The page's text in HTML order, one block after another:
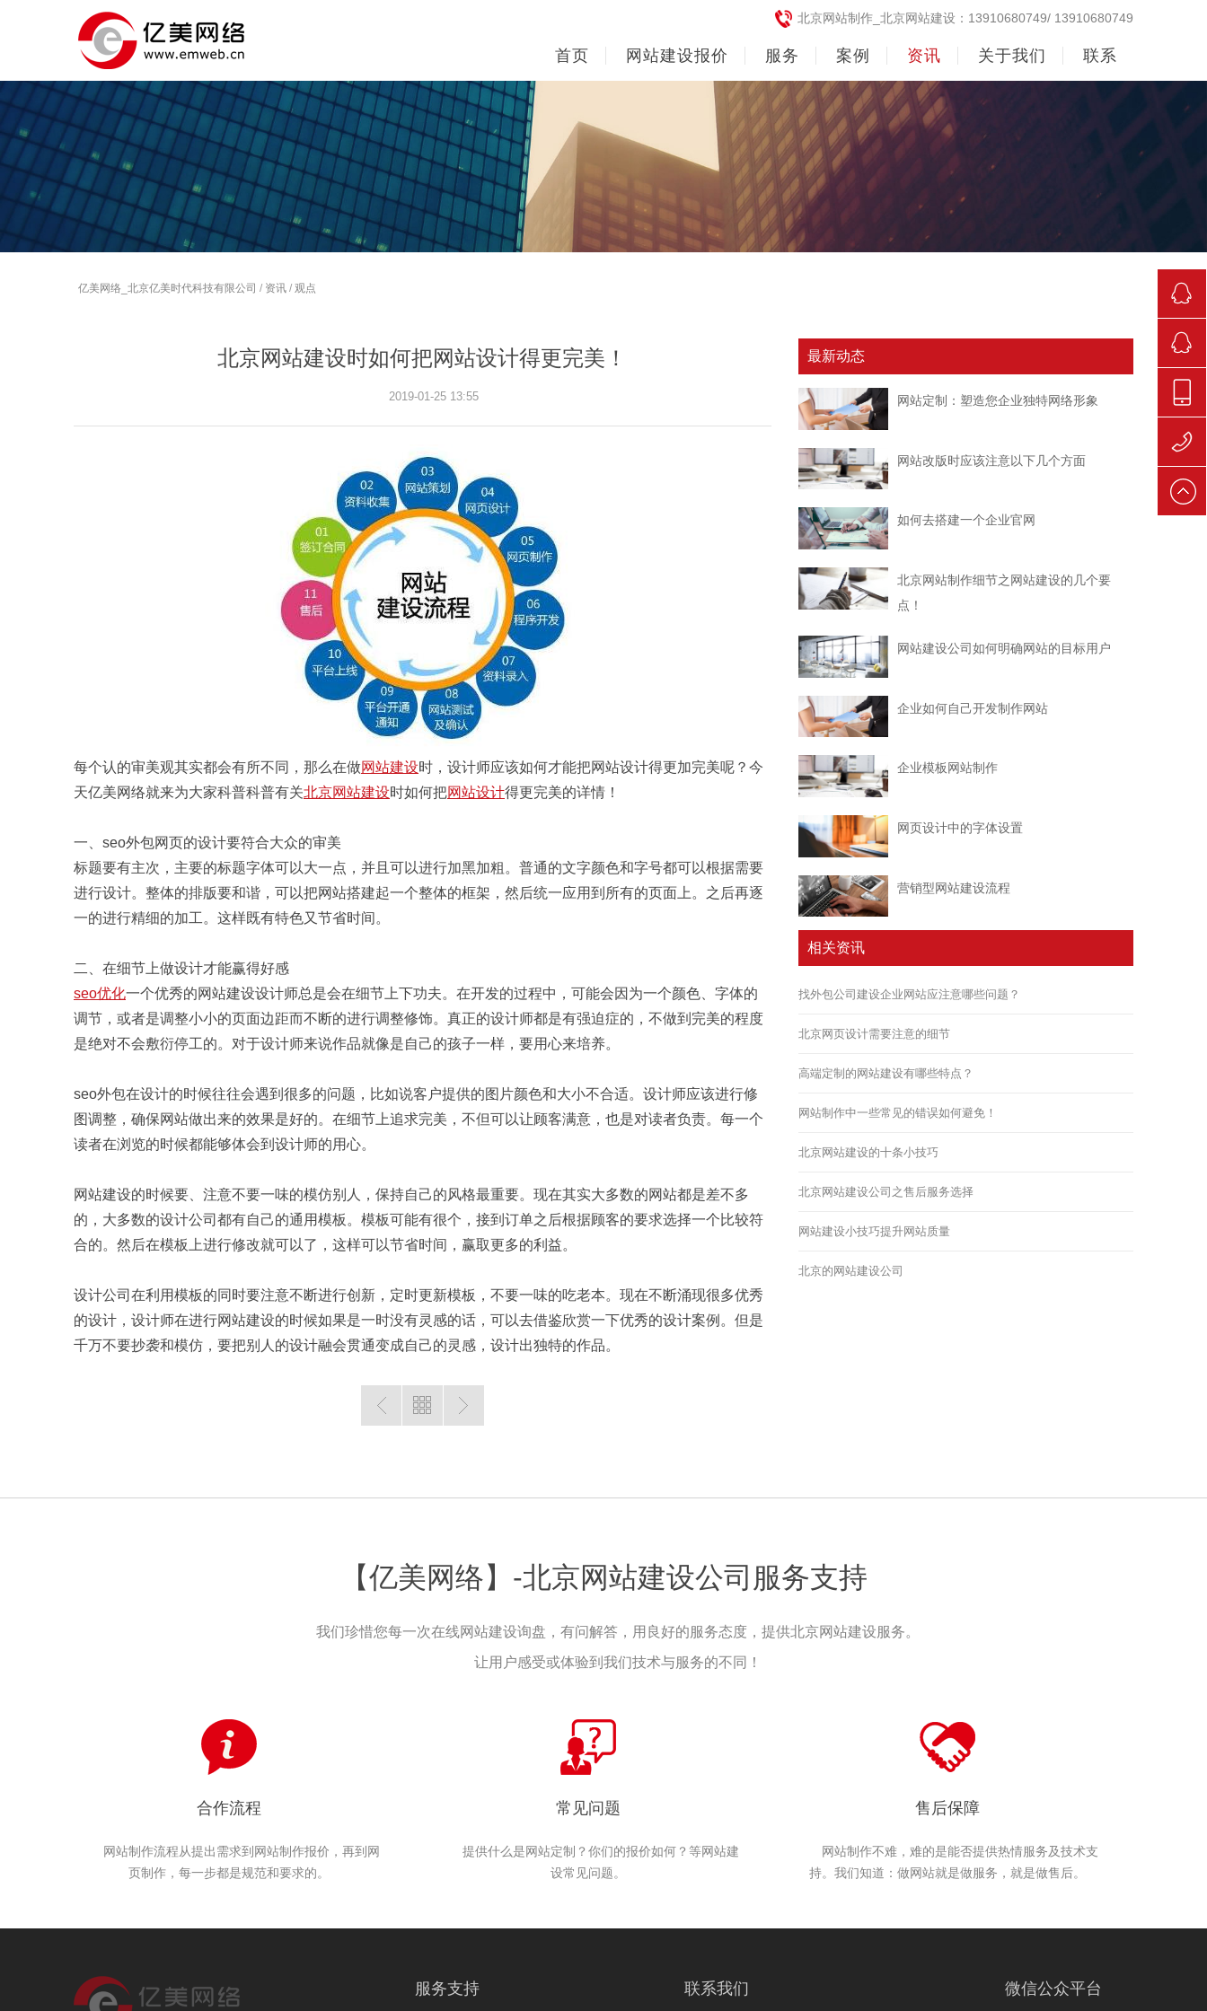
北京网站制作_北京网站建设：13910680749/ 13910680749
首页 网站建设报价 服务 案例 资讯 关于我们 联系
亿美网络_北京亿美时代科技有限公司 / 资讯 / 观点
北京网站建设时如何把网站设计得更完美！
2019-01-25 13:55
每个认的审美观其实都会有所不同，那么在做网站建设时，设计师应该如何才能把网站设计得更加完美呢？今
天亿美网络就来为大家科普科普有关北京网站建设时如何把网站设计得更完美的详情！
一、seo外包网页的设计要符合大众的审美
标题要有主次，主要的标题字体可以大一点，并且可以进行加黑加粗。普通的文字颜色和字号都可以根据需要
进行设计。整体的排版要和谐，可以把网站搭建起一个整体的框架，然后统一应用到所有的页面上。之后再逐
一的进行精细的加工。这样既有特色又节省时间。
二、在细节上做设计才能赢得好感
seo优化一个优秀的网站建设设计师总是会在细节上下功夫。在开发的过程中，可能会因为一个颜色、字体的
调节，或者是调整小小的页面边距而不断的进行调整修饰。真正的设计师都是有强迫症的，不做到完美的程度
是绝对不会敷衍停工的。对于设计师来说作品就像是自己的孩子一样，要用心来培养。
seo外包在设计的时候往往会遇到很多的问题，比如说客户提供的图片颜色和大小不合适。设计师应该进行修
图调整，确保网站做出来的效果是好的。在细节上追求完美，不但可以让顾客满意，也是对读者负责。每一个
读者在浏览的时候都能够体会到设计师的用心。
网站建设的时候要、注意不要一味的模仿别人，保持自己的风格最重要。现在其实大多数的网站都是差不多
的，大多数的设计公司都有自己的通用模板。模板可能有很个，接到订单之后根据顾客的要求选择一个比较符
合的。然后在模板上进行修改就可以了，这样可以节省时间，赢取更多的利益。
设计公司在利用模板的同时要注意不断进行创新，定时更新模板，不要一味的吃老本。现在不断涌现很多优秀
的设计，设计师在进行网站建设的时候如果是一时没有灵感的话，可以去借鉴欣赏一下优秀的设计案例。但是
千万不要抄袭和模仿，要把别人的设计融会贯通变成自己的灵感，设计出独特的作品。
最新动态
网站定制：塑造您企业独特网络形象
网站改版时应该注意以下几个方面
如何去搭建一个企业官网
北京网站制作细节之网站建设的几个要
点！
网站建设公司如何明确网站的目标用户
企业如何自己开发制作网站
企业模板网站制作
网页设计中的字体设置
营销型网站建设流程
相关资讯
找外包公司建设企业网站应注意哪些问题？
北京网页设计需要注意的细节
高端定制的网站建设有哪些特点？
网站制作中一些常见的错误如何避免！
北京网站建设的十条小技巧
北京网站建设公司之售后服务选择
网站建设小技巧提升网站质量
北京的网站建设公司
【亿美网络】-北京网站建设公司服务支持
我们珍惜您每一次在线网站建设询盘，有问解答，用良好的服务态度，提供北京网站建设服务。
让用户感受或体验到我们技术与服务的不同！
合作流程
网站制作流程从提出需求到网站制作报价，再到网
页制作，每一步都是规范和要求的。
常见问题
提供什么是网站定制？你们的报价如何？等网站建
设常见问题。
售后保障
网站制作不难，难的是能否提供热情服务及技术支
持。我们知道：做网站就是做服务，就是做售后。
服务支持 联系我们 微信公众平台